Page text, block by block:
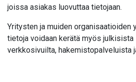
joissa asiakas luovuttaa tietojaan.
Yritysten ja muiden organisaatioiden
tietoja voidaan kerätä myös
verkkosivuilta, hakemistopalveluista